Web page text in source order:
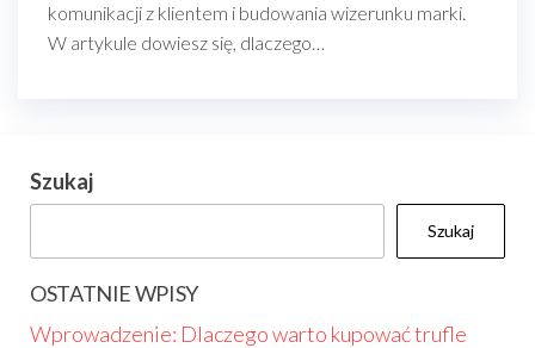
komunikacji z klientem i budowania wizerunku marki.
W artykule dowiesz się, dlaczego…
Szukaj
Szukaj
OSTATNIE WPISY
Wprowadzenie: Dlaczego warto kupować trufle